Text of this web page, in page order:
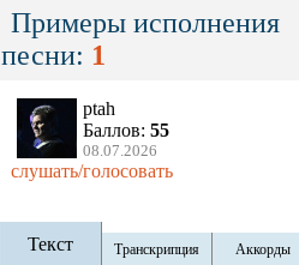
Примеры исполнения
песни: 1
ptah
Баллов: 55
08.07.2026
слушать/голосовать
Текст Транскрипция Аккорды